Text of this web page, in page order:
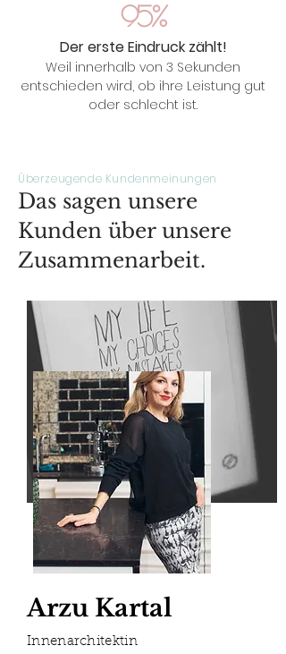
95%
Der erste Eindruck zählt!
Weil innerhalb von 3 Sekunden
entschieden wird, ob ihre Leistung gut
oder schlecht ist.
Das sagen unsere
Kunden über unsere
Zusammenarbeit.
Überzeugende Kundenmeinungen
Arzu Kartal
Innenarchitektin